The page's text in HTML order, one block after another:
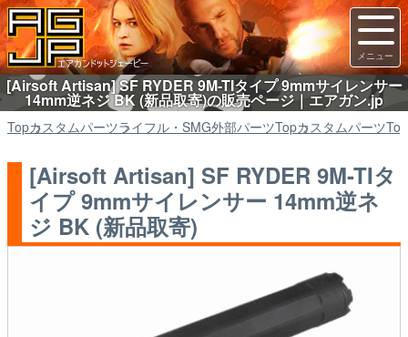
[Airsoft Artisan] SF RYDER 9M-TIタイプ 9mmサイレンサー
14mm逆ネジ BK (新品取寄)の販売ページ｜エアガン.jp
Topカスタムパーツライフル・SMG外部パーツTopカスタムパーツTop
[Airsoft Artisan] SF RYDER 9M-TIタ
イプ 9mmサイレンサー 14mm逆ネ
ジ BK (新品取寄)